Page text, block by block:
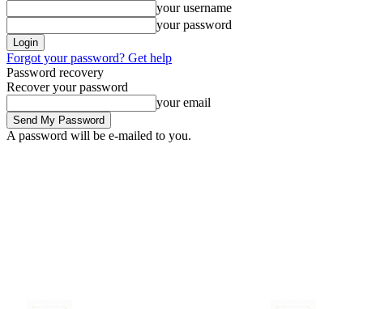
your username
your password
Forgot your password? Get help
Password recovery
Recover your password
your email
A password will be e-mailed to you.